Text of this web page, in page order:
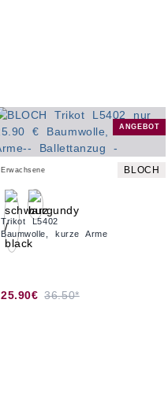
ANGEBOT
Erwachsene BLOCH
Trikot L5402
Baumwolle, kurze Arme
25.90€ 36.50*